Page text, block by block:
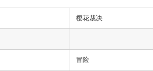
樱花裁决
冒险